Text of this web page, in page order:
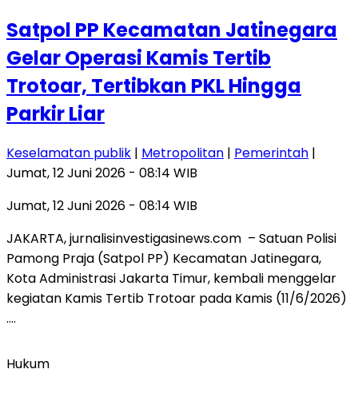
Satpol PP Kecamatan Jatinegara
Gelar Operasi Kamis Tertib
Trotoar, Tertibkan PKL Hingga
Parkir Liar
Keselamatan publik | Metropolitan | Pemerintah |
Jumat, 12 Juni 2026 - 08:14 WIB
Jumat, 12 Juni 2026 - 08:14 WIB
JAKARTA, jurnalisinvestigasinews.com – Satuan Polisi
Pamong Praja (Satpol PP) Kecamatan Jatinegara,
Kota Administrasi Jakarta Timur, kembali menggelar
kegiatan Kamis Tertib Trotoar pada Kamis (11/6/2026)
….
Hukum